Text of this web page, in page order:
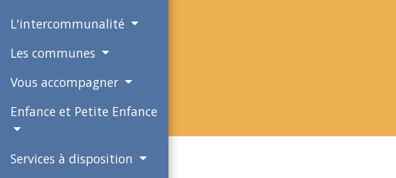
L'intercommunalité
Les communes
Vous accompagner
Enfance et Petite Enfance
Services à disposition